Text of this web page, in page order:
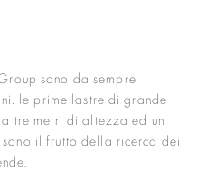
sono da sempre
le prime lastre di grande
tre metri di altezza ed un
il frutto della ricerca dei